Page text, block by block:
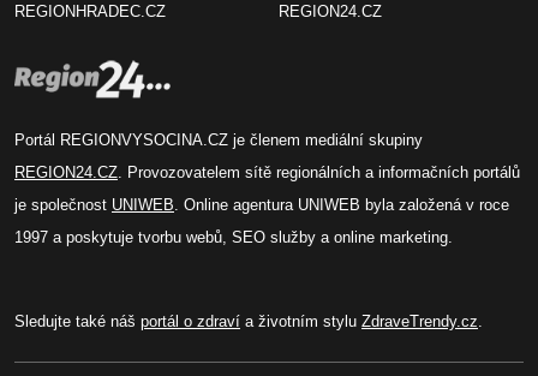
REGIONHRADEC.CZ REGION24.CZ
Portál REGIONVYSOCINA.CZ je členem mediální skupiny
REGION24.CZ . Provozovatelem sítě regionálních a informačních portálů
je společnost UNIWEB . Online agentura UNIWEB byla založená v roce
1997 a poskytuje tvorbu webů, SEO služby a online marketing.
Sledujte také náš portál o zdraví a životním stylu ZdraveTrendy.cz